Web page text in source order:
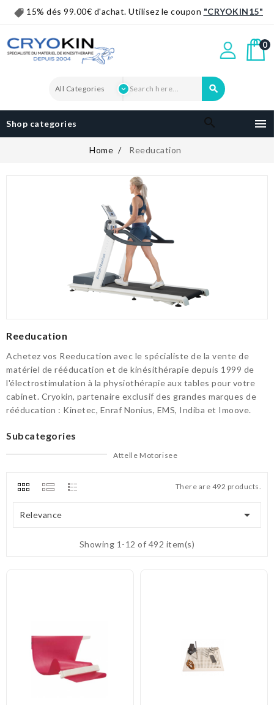
15% dés 99.00€ d'achat. Utilisez le coupon "CRYOKIN15"
0

Shop categories 
Home Reeducation
Reeducation
Achetez vos Reeducation avec le spécialiste de la vente de
matériel de rééducation et de kinésithérapie depuis 1999 de
l'électrostimulation à la physiothérapie aux tables pour votre
cabinet. Cryokin, partenaire exclusif des grandes marques de
rééducation : Kinetec, Enraf Nonius, EMS, Indiba et Imoove.
Subcategories
Musculation
There are 492 products.
Relevance 
Showing 1-12 of 492 item(s)